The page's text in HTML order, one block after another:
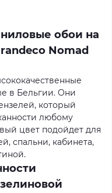
обои на
Nomad
в Бельгии. Они
который
любому
цвет подойдет для
спальни, кабинета,